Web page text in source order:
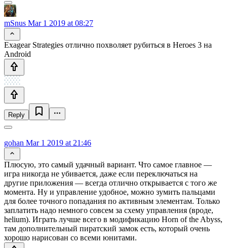
mSnus Mar 1 2019 at 08:27
Exagear Strategies отлично похволяет рубиться в Heroes 3 на
Android
Reply
gohan Mar 1 2019 at 21:46
Плюсую, это самый удачный вариант. Что самое главное —
игра никогда не убивается, даже если переключаться на
другие приложения — всегда отлично открывается с того же
момента. Ну и управление удобное, можно зумить пальцами
для более точного попадания по активным элементам. Только
заплатить надо немного совсем за схему управления (вроде,
helium). Играть лучше всего в модификацию Horn of the Abyss,
там дополнительный пиратский замок есть, который очень
хорошо нарисован со всеми юнитами.